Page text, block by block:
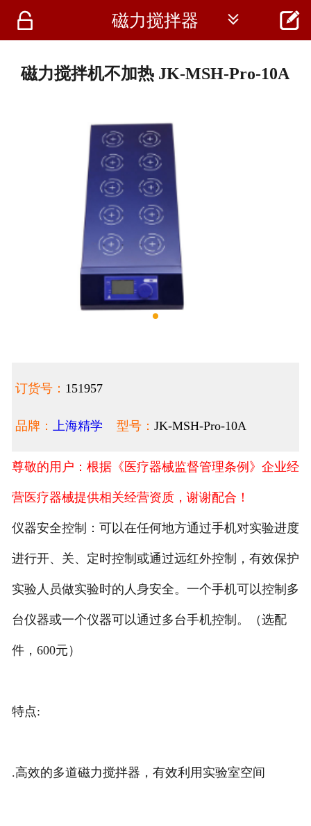
 首页
 磁力搅拌器  
磁力搅拌机不加热 JK-MSH-Pro-10A
订货号： 151957
品牌： 上海精学 型号： JK-MSH-Pro-10A
尊敬的用户：根据《医疗器械监督管理条例》企业经
营医疗器械提供相关经营资质，谢谢配合！
仪器安全控制：可以在任何地方通过手机对实验进度
进行开、关、定时控制或通过远红外控制，有效保护
实验人员做实验时的人身安全。一个手机可以控制多
台仪器或一个仪器可以通过多台手机控制。（选配
件，600元）
特点:
.高效的多道磁力搅拌器，有效利用实验室空间